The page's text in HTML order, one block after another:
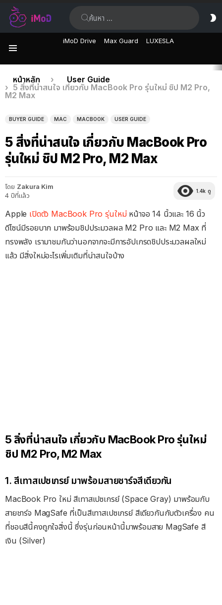
iMoD Drive Max Guard LUXESLA
เรื่อง
ล่าสุด
คุณอยู่ที่นี่:
หน้าหลัก
User Guide
5 สิ่งที่น่าสนใจ เกี่ยวกับ MacBook Pro รุ่นใหม่ ชิป M2 Pro,
M2 Max
BUYER GUIDE MAC MACBOOK USER GUIDE
5 สิ่งที่น่าสนใจ เกี่ยวกับ MacBook Pro
รุ่นใหม่ ชิป M2 Pro, M2 Max
โดย Zakura Kim
4 ปีที่แล้ว
1.4k ดู
Apple เปิดตัว MacBook Pro รุ่นใหม่หน้าจอ 14 นิ้วและ 16 นิ้ว
ดีไซน์มีรอยบาก มาพร้อมชิปประมวลผล M2 Pro และ M2 Max ที่
ทรงพลัง เรามาชมกันว่านอกจากจะมีการอัปเกรดชิปประมวลผลใหม่
แล้ว มีสิ่งใหม่อะไรเพิ่มเติมที่น่าสนใจบ้าง
5 สิ่งที่น่าสนใจ เกี่ยวกับ MacBook Pro รุ่นใหม่
ชิป M2 Pro, M2 Max
1. สีเทาสเปซเกรย์ มาพร้อมสายชาร์จสีเดียวกัน
MacBook Pro ใหม่ สีเทาสเปซเกรย์ (Space Gray) มาพร้อมกับ
สายชาร์จ MagSafe ที่เป็นสีเทาสเปซเกรย์ สีเดียวกันกับตัวเครื่อง คน
ที่ชอบสีนี้คงถูกใจสิ่งนี้ ซึ่งรุ่นก่อนหน้านี้มาพร้อมสาย MagSafe สี
เงิน (Silver)